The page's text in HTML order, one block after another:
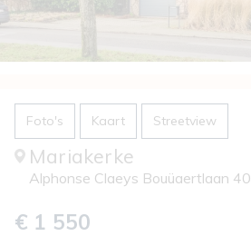
Mariakerke
Alphonse Claeys Bouüaertlaan 40
€ 1 550
Foto's Kaart Streetview